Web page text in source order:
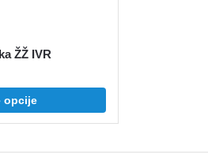
ŽŽ IVR
rsd
opcije